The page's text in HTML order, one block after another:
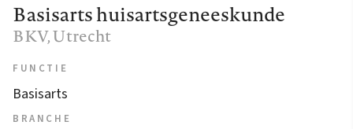
Basisarts huisartsgeneeskunde
BKV, Utrecht
FUNCTIE
Basisarts
BRANCHE